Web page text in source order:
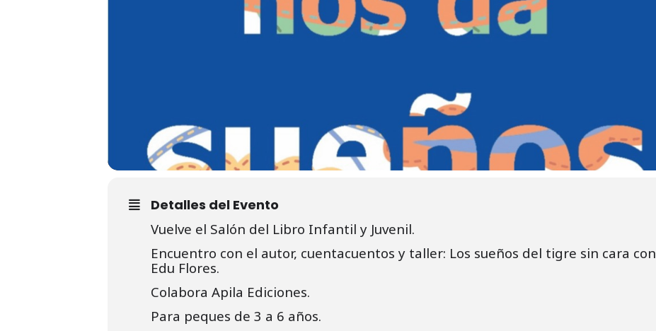
Detalles del Evento
Vuelve el Salón del Libro Infantil y Juvenil.
Encuentro con el autor, cuentacuentos y taller: Los sueños del tigre sin cara con
Edu Flores.
Colabora Apila Ediciones.
Para peques de 3 a 6 años.